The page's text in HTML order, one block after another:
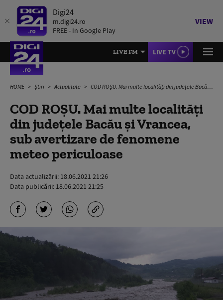
Digi24
m.digi24.ro
FREE - In Google Play
VIEW
LIVE FM LIVE TV
HOME Știri Actualitate COD ROȘU. Mai multe localități din județele Bacău și Vrancea, sub avertizare de fenomene meteo periculoase
COD ROȘU. Mai multe localități
din județele Bacău și Vrancea,
sub avertizare de fenomene
meteo periculoase
Data actualizării: 18.06.2021 21:26
Data publicării: 18.06.2021 21:25